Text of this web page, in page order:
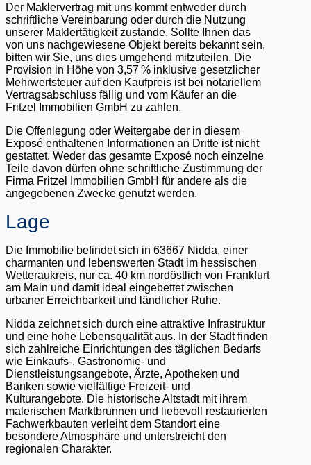
Der Maklervertrag mit uns kommt entweder durch
schriftliche Vereinbarung oder durch die Nutzung
unserer Maklertätigkeit zustande. Sollte Ihnen das
von uns nachgewiesene Objekt bereits bekannt sein,
bitten wir Sie, uns dies umgehend mitzuteilen. Die
Provision in Höhe von 3,57 % inklusive gesetzlicher
Mehrwertsteuer auf den Kaufpreis ist bei notariellem
Vertragsabschluss fällig und vom Käufer an die
Fritzel Immobilien GmbH zu zahlen.
Die Offenlegung oder Weitergabe der in diesem
Exposé enthaltenen Informationen an Dritte ist nicht
gestattet. Weder das gesamte Exposé noch einzelne
Teile davon dürfen ohne schriftliche Zustimmung der
Firma Fritzel Immobilien GmbH für andere als die
angegebenen Zwecke genutzt werden.
Lage
Die Immobilie befindet sich in 63667 Nidda, einer
charmanten und lebenswerten Stadt im hessischen
Wetteraukreis, nur ca. 40 km nordöstlich von Frankfurt
am Main und damit ideal eingebettet zwischen
urbaner Erreichbarkeit und ländlicher Ruhe.
Nidda zeichnet sich durch eine attraktive Infrastruktur
und eine hohe Lebensqualität aus. In der Stadt finden
sich zahlreiche Einrichtungen des täglichen Bedarfs
wie Einkaufs-, Gastronomie- und
Dienstleistungsangebote, Ärzte, Apotheken und
Banken sowie vielfältige Freizeit- und
Kulturangebote. Die historische Altstadt mit ihrem
malerischen Marktbrunnen und liebevoll restaurierten
Fachwerkbauten verleiht dem Standort eine
besondere Atmosphäre und unterstreicht den
regionalen Charakter.